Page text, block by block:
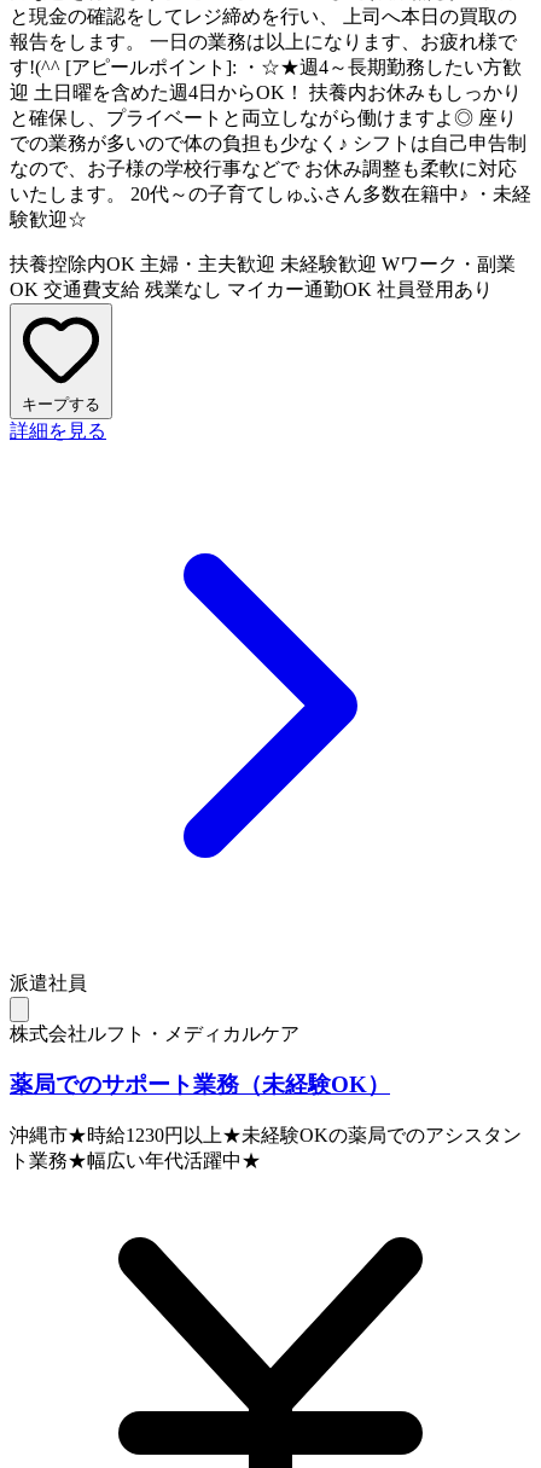
と現金の確認をしてレジ締めを行い、 上司へ本日の買取の
報告をします。 一日の業務は以上になります、お疲れ様で
す!(^^ [アピールポイント]: ・☆★週4～長期勤務したい方歓
迎 土日曜を含めた週4日からOK！ 扶養内お休みもしっかり
と確保し、プライベートと両立しながら働けますよ◎ 座り
での業務が多いので体の負担も少なく♪ シフトは自己申告制
なので、お子様の学校行事などで お休み調整も柔軟に対応
いたします。 20代～の子育てしゅふさん多数在籍中♪ ・未経
験歓迎☆
扶養控除内OK 主婦・主夫歓迎 未経験歓迎 Wワーク・副業
OK 交通費支給 残業なし マイカー通勤OK 社員登用あり
キープする
詳細を見る
派遣社員
株式会社ルフト・メディカルケア
薬局でのサポート業務（未経験OK）
沖縄市★時給1230円以上★未経験OKの薬局でのアシスタン
ト業務★幅広い年代活躍中★